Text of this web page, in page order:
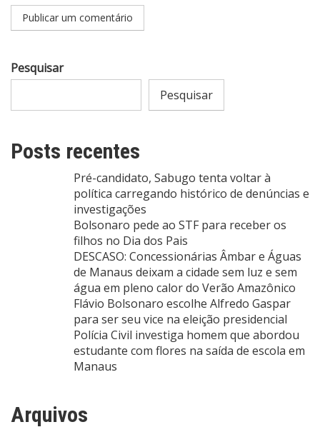
Pesquisar
Pesquisar
Posts recentes
Pré-candidato, Sabugo tenta voltar à
política carregando histórico de denúncias e
investigações
Bolsonaro pede ao STF para receber os
filhos no Dia dos Pais
DESCASO: Concessionárias Âmbar e Águas
de Manaus deixam a cidade sem luz e sem
água em pleno calor do Verão Amazônico
Flávio Bolsonaro escolhe Alfredo Gaspar
para ser seu vice na eleição presidencial
Polícia Civil investiga homem que abordou
estudante com flores na saída de escola em
Manaus
Arquivos